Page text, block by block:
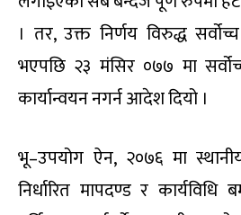
। तर, उक्त निर्णय विरुद्ध
भएपछि २३ मंसिर ०७७ मा
कार्यान्वयन नगर्न आदेश दियो ।
भू–उपयोग ऐन, २०७६ मा
निर्धारित मापदण्ड र कार्यविधि